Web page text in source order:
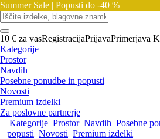
Summer Sale | Popusti do -40 %
10 € za vasRegistracijaPrijavaPrimerjava
Kategorije
Prostor
Navdih
Posebne ponudbe in popusti
Novosti
Premium izdelki
Za poslovne partnerje
Kategorije Prostor Navdih Posebne
popusti Novosti Premium izdelki